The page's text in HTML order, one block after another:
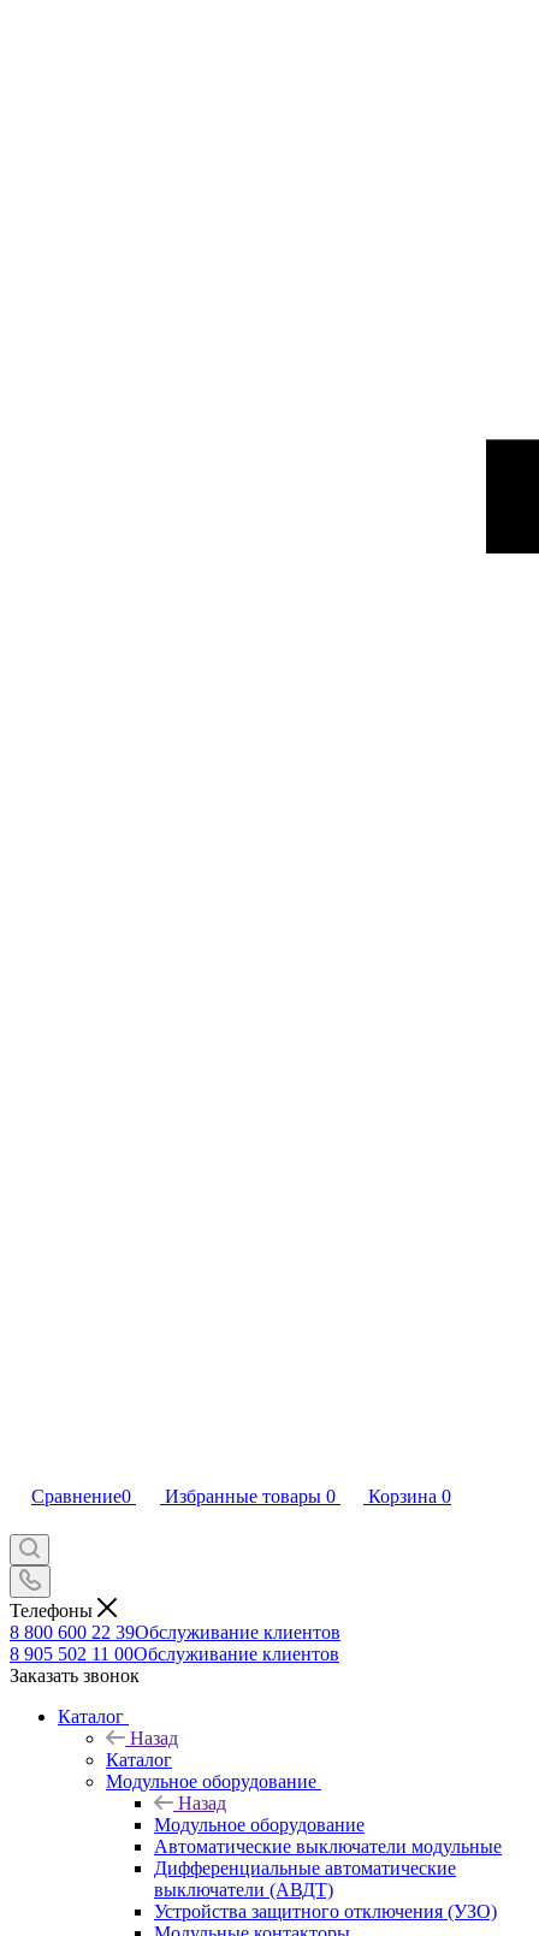
Сравнение0 Избранные товары 0 Корзина 0
Телефоны
8 800 600 22 39Обслуживание клиентов
8 905 502 11 00Обслуживание клиентов
Заказать звонок
Каталог
Назад
Каталог
Модульное оборудование
Назад
Модульное оборудование
Автоматические выключатели модульные
Дифференциальные автоматические
выключатели (АВДТ)
Устройства защитного отключения (УЗО)